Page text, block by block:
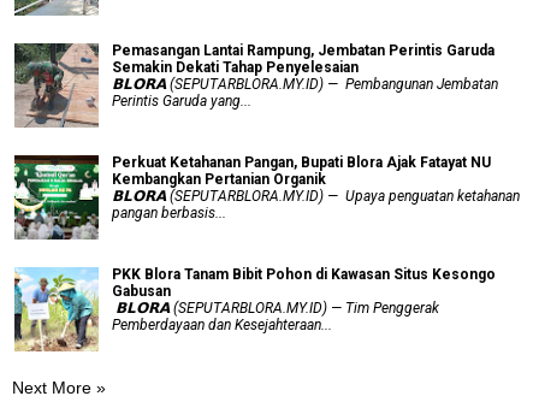
Pemasangan Lantai Rampung, Jembatan Perintis Garuda
Semakin Dekati Tahap Penyelesaian
𝗕𝗟𝗢𝗥𝗔 (SEPUTARBLORA.MY.ID) — Pembangunan Jembatan
Perintis Garuda yang...
​Perkuat Ketahanan Pangan, Bupati Blora Ajak Fatayat NU
Kembangkan Pertanian Organik
𝗕𝗟𝗢𝗥𝗔 (SEPUTARBLORA.MY.ID) — Upaya penguatan ketahanan
pangan berbasis...
PKK Blora Tanam Bibit Pohon di Kawasan Situs Kesongo
Gabusan
‎ 𝗕𝗟𝗢𝗥𝗔 (SEPUTARBLORA.MY.ID) — Tim Penggerak
Pemberdayaan dan Kesejahteraan...
Next More »